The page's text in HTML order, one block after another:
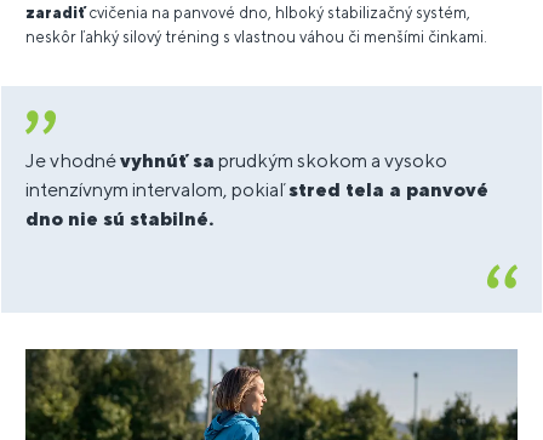
zaradiťcvičenia na panvové dno, hlboký stabilizačný systém,
neskôr ľahký silový tréning s vlastnou váhou či menšími činkami.
Je vhodnévyhnúť sa prudkým skokom a vysoko
intenzívnym intervalom, pokiaľstred tela a panvové
dno nie sú stabilné.